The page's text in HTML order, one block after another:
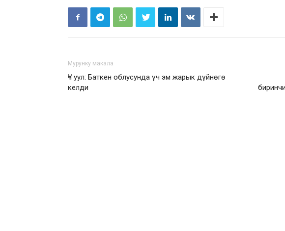
Мурунку макала
Үч уул: Баткен облусунда үч эм жарык дүйнөгө
келди